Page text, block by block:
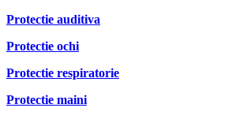
Protectie auditiva
Protectie ochi
Protectie respiratorie
Protectie maini